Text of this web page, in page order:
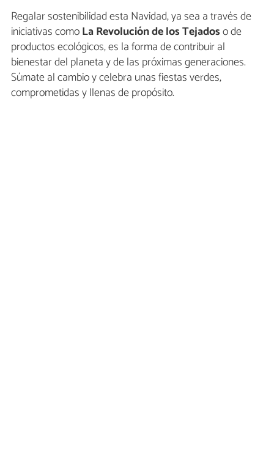
Regalar sostenibilidad esta Navidad, ya sea a través de
iniciativas comoLa Revolución de los Tejadoso de
productos ecológicos, es la forma de contribuir al
bienestar del planeta y de las próximas generaciones.
Súmate al cambio y celebra unas fiestas verdes,
comprometidas y llenas de propósito.